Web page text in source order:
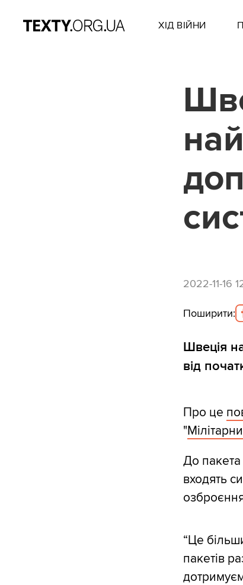
ХІД ВІЙНИ
2022-11-16
Поширити:
Швеція
від
Про це
"
До пакета
входять
“Це
пакетів